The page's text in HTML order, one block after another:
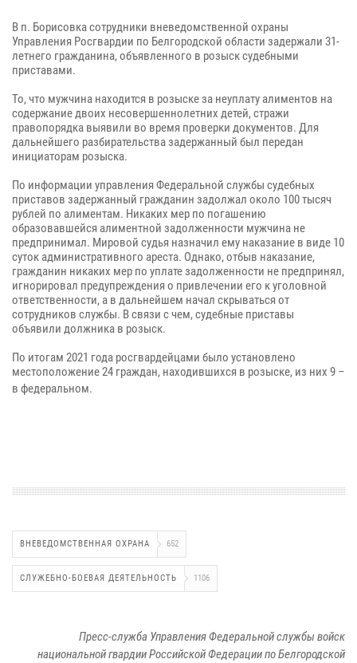
В п. Борисовка сотрудники вневедомственной охраны
Управления Росгвардии по Белгородской области задержали 31-
летнего гражданина, объявленного в розыск судебными
приставами.
То, что мужчина находится в розыске за неуплату алиментов на
содержание двоих несовершеннолетних детей, стражи
правопорядка выявили во время проверки документов. Для
дальнейшего разбирательства задержанный был передан
инициаторам розыска.
По информации управления Федеральной службы судебных
приставов задержанный гражданин задолжал около 100 тысяч
рублей по алиментам. Никаких мер по погашению
образовавшейся алиментной задолженности мужчина не
предпринимал. Мировой судья назначил ему наказание в виде 10
суток административного ареста. Однако, отбыв наказание,
гражданин никаких мер по уплате задолженности не предпринял,
игнорировал предупреждения о привлечении его к уголовной
ответственности, а в дальнейшем начал скрываться от
сотрудников службы. В связи с чем, судебные приставы
объявили должника в розыск.
По итогам 2021 года росгвардейцами было установлено
местоположение 24 граждан, находившихся в розыске, из них 9 –
в федеральном.
ВНЕВЕДОМСТВЕННАЯ ОХРАНА 652
СЛУЖЕБНО-БОЕВАЯ ДЕЯТЕЛЬНОСТЬ 1106
Пресс-служба Управления Федеральной службы войск
национальной гвардии Российской Федерации по Белгородской